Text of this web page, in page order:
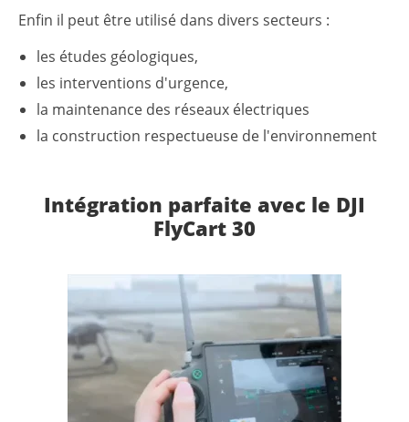
Enfin il peut être utilisé dans divers secteurs :
les études géologiques,
les interventions d'urgence,
la maintenance des réseaux électriques
la construction respectueuse de l'environnement
Intégration parfaite avec le DJI
FlyCart 30